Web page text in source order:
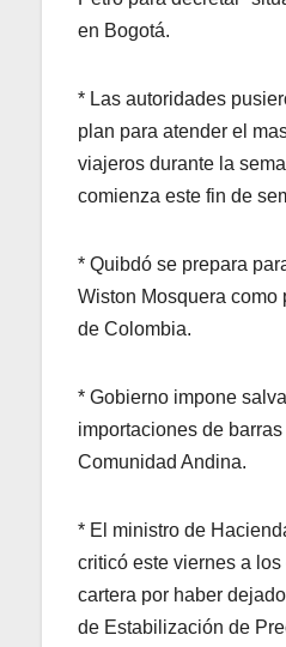
en Bogotá.
* Las autoridades
plan para atender el
viajeros durante la
comienza este fin de
* Quibdó se prepara
Wiston Mosquera como
de Colombia.
* Gobierno impone
importaciones de
Comunidad Andina.
* El ministro de
criticó este viernes a
cartera por haber
de Estabilización de